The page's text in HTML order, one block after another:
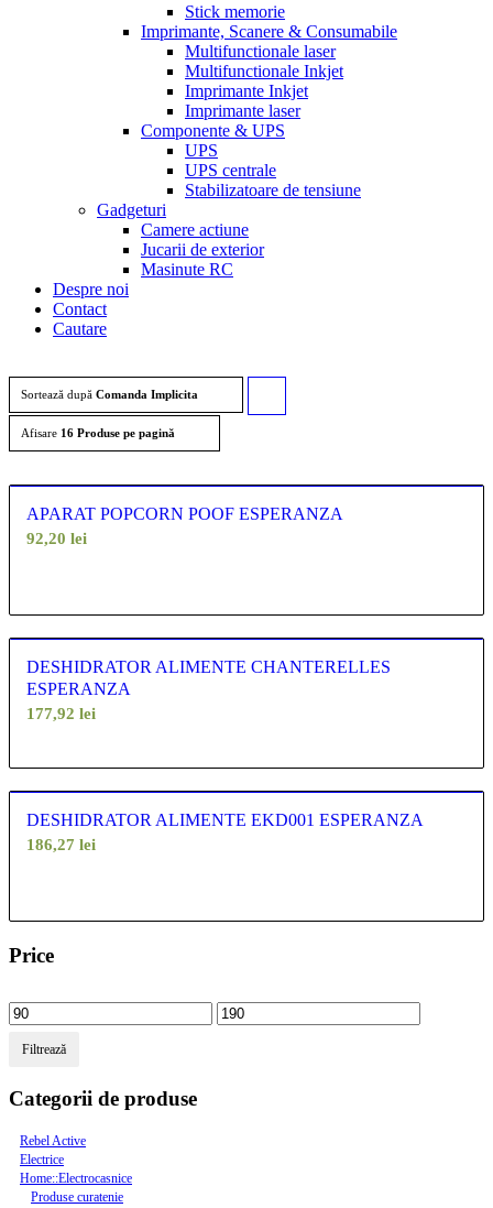
Stick memorie
Imprimante, Scanere & Consumabile
Multifunctionale laser
Multifunctionale Inkjet
Imprimante Inkjet
Imprimante laser
Componente & UPS
UPS
UPS centrale
Stabilizatoare de tensiune
Gadgeturi
Camere actiune
Jucarii de exterior
Masinute RC
Despre noi
Contact
Cautare
Sortează după Comanda Implicita
Afisare 16 Produse pe pagină
APARAT POPCORN POOF ESPERANZA
92,20 lei
DESHIDRATOR ALIMENTE CHANTERELLES
ESPERANZA
177,92 lei
DESHIDRATOR ALIMENTE EKD001 ESPERANZA
186,27 lei
Price
Filtrează
Categorii de produse
Rebel Active
Electrice
Home::Electrocasnice
Produse curatenie